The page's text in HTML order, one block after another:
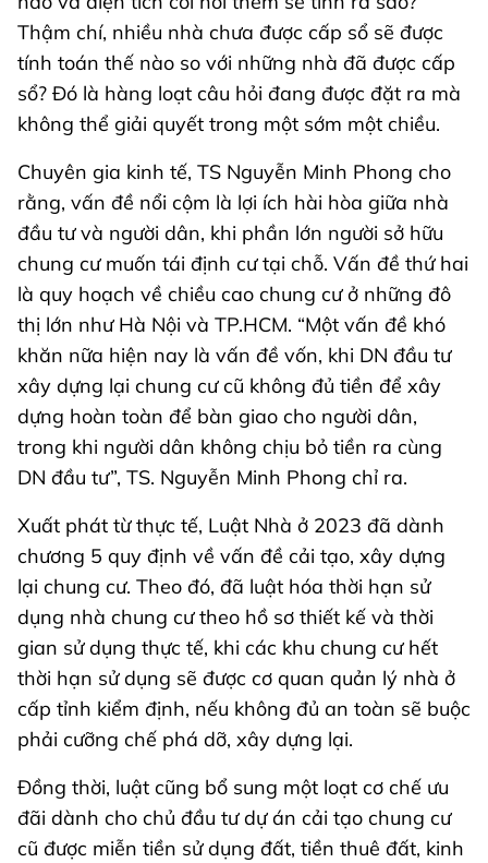
Thậm chí, nhiều nhà chưa được cấp sổ sẽ được
tính toán thế nào so với những nhà đã được cấp
sổ? Đó là hàng loạt câu hỏi đang được đặt ra mà
không thể giải quyết trong một sớm một chiều.
Chuyên gia kinh tế, TS Nguyễn Minh Phong cho
rằng, vấn đề nổi cộm là lợi ích hài hòa giữa nhà
đầu tư và người dân, khi phần lớn người sở hữu
chung cư muốn tái định cư tại chỗ. Vấn đề thứ hai
là quy hoạch về chiều cao chung cư ở những đô
thị lớn như Hà Nội và TP.HCM. “Một vấn đề khó
khăn nữa hiện nay là vấn đề vốn, khi DN đầu tư
xây dựng lại chung cư cũ không đủ tiền để xây
dựng hoàn toàn để bàn giao cho người dân,
trong khi người dân không chịu bỏ tiền ra cùng
DN đầu tư”, TS. Nguyễn Minh Phong chỉ ra.
Xuất phát từ thực tế, Luật Nhà ở 2023 đã dành
chương 5 quy định về vấn đề cải tạo, xây dựng
lại chung cư. Theo đó, đã luật hóa thời hạn sử
dụng nhà chung cư theo hồ sơ thiết kế và thời
gian sử dụng thực tế, khi các khu chung cư hết
thời hạn sử dụng sẽ được cơ quan quản lý nhà ở
cấp tỉnh kiểm định, nếu không đủ an toàn sẽ buộc
phải cưỡng chế phá dỡ, xây dựng lại.
Đồng thời, luật cũng bổ sung một loạt cơ chế ưu
đãi dành cho chủ đầu tư dự án cải tạo chung cư
cũ được miễn tiền sử dụng đất, tiền thuê đất, kinh